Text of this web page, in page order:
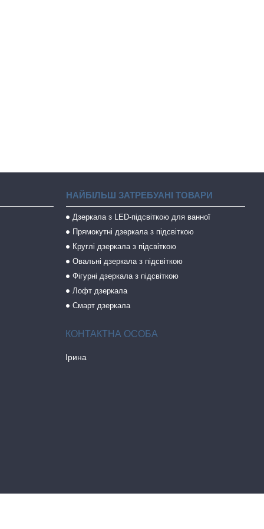
НАЙБІЛЬШ ЗАТРЕБУАНІ ТОВАРИ
Дзеркала з LED-підсвіткою для ванної
Прямокутні дзеркала з підсвіткою
Круглі дзеркала з підсвіткою
Овальні дзеркала з підсвіткою
Фігурні дзеркала з підсвіткою
Лофт дзеркала
Смарт дзеркала
Ірина